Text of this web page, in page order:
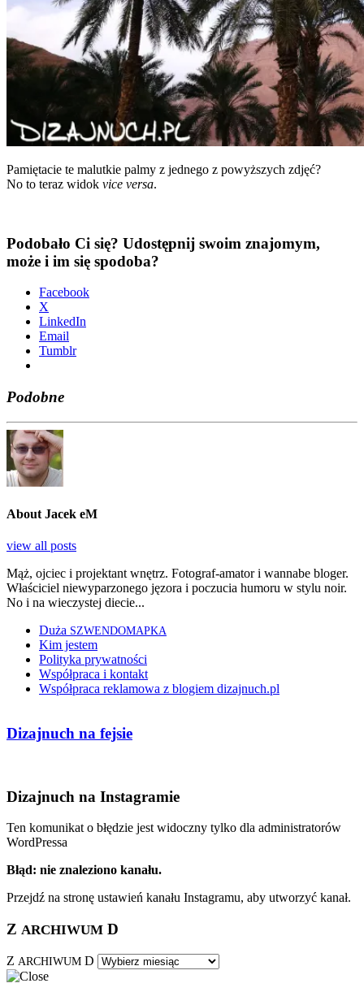
Pamię­ta­cie te malut­kie pal­my z jed­ne­go z powyż­szych zdjęć?
No to teraz widok vice ver­sa.
Podobało Ci się? Udostępnij swoim znajomym,
może i im się spodoba?
Face­bo­ok
X
Lin­ke­dIn
Ema­il
Tum­blr
Podobne
About Jacek eM
view all posts
Mąż, ojciec i projektant wnętrz. Fotograf-amator i wannabe bloger.
Właściciel niewyparzonego jęzora i poczucia humoru w stylu noir.
No i na wieczystej diecie...
Duża SZWENDOMAPKA
Kim jestem
Polityka prywatności
Współpraca i kontakt
Współpraca reklamowa z blogiem dizajnuch.pl
Dizajnuch na fejsie
Dizajnuch na Instagramie
Ten komunikat o błędzie jest widoczny tylko dla administratorów
WordPressa
Błąd: nie znaleziono kanału.
Przejdź na stronę ustawień kanału Instagramu, aby utworzyć kanał.
Z ARCHIWUM D
Z ARCHIWUM D